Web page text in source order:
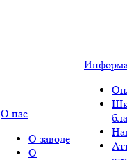
О нас
О заводе
О